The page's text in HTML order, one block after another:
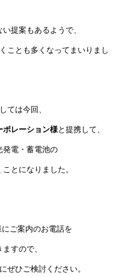
提案もあるようで、
ことも多くなってまいりまし
ては今回、
ポレーション様と提携して、
発電・蓄電池の
とになりました。
ご案内のお電話を
すので、
ぜひご検討ください。